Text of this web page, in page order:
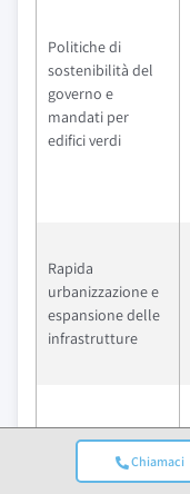
Chiamaci
Politiche di
sostenibilità del
governo e
mandati per
edifici verdi
Rapida
urbanizzazione e
espansione delle
infrastrutture
Avanzamenti
tecnologici nella
lavorazione dei